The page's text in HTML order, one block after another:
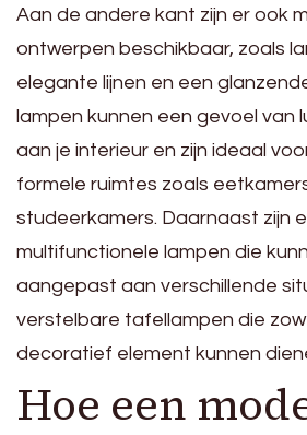
Aan de andere kant zijn er ook
ontwerpen beschikbaar, zoals
elegante lijnen en een
lampen kunnen een gevoel van
aan je interieur en zijn ideaal
formele ruimtes zoals
studeerkamers. Daarnaast zijn
multifunctionele lampen die
aangepast aan verschillende
verstelbare tafellampen die
decoratief element kunnen
Hoe een